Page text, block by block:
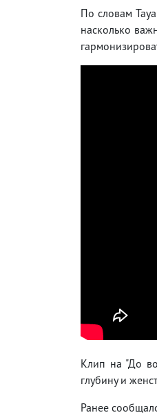
По словам
насколько
Клип на "До
глубину и
Ранее